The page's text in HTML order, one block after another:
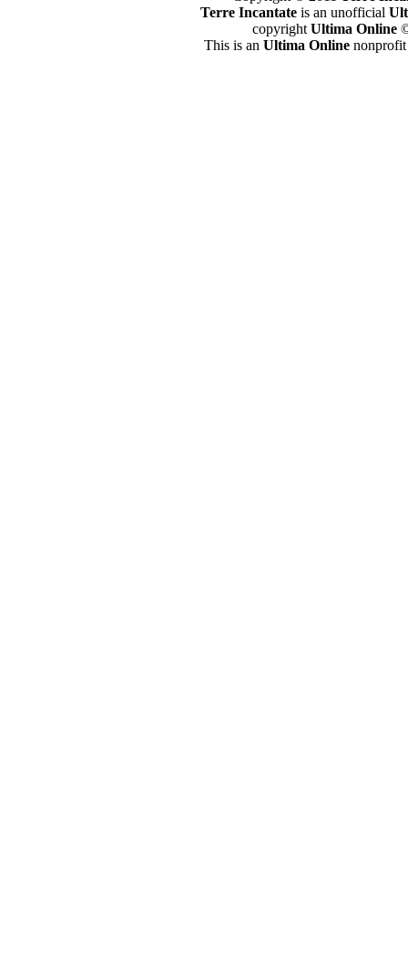
Terre Incantate is an unofficial
copyright Ultima Online©
This is an Ultima Online